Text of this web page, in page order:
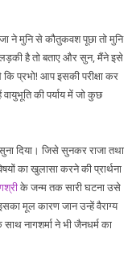
ने मुनि से कौतुकवश पूछा तो मुनि
लड़की है तो बताए और सुन, मैंने इसे
प्रभो! आप इसकी परीक्षा कर
की पर्याय में जो कुछ
दिया। जिसे सुनकर राजा तथा
का खुलासा करने की प्रार्थना
के जन्म तक सारी घटना उसे
मूल कारण जान उन्हें वैराग्य
नागशर्मा ने भी जैनधर्म का